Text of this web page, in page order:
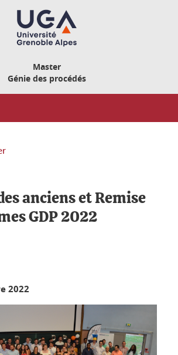
Master
Génie des procédés
principal
anciens et Remise
GDP 2022
2022